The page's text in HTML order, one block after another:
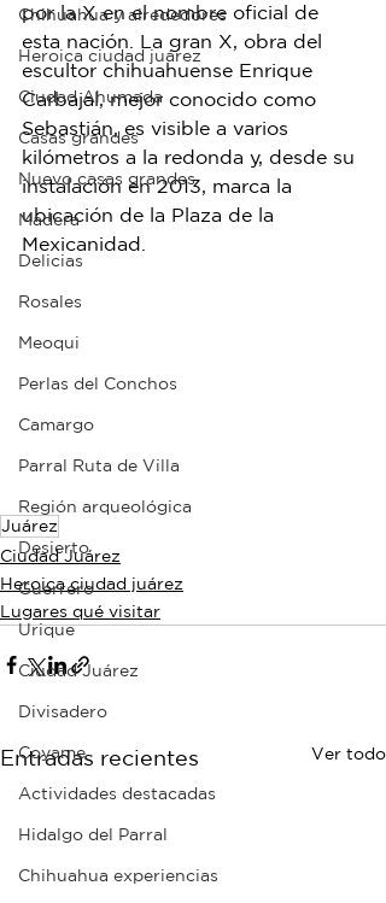
Chihuahua y alrededores
Heroica ciudad juárez
Ciudad Ahumada
Casas grandes
Nuevo casas grandes
Madera
Delicias
Rosales
Meoqui
Perlas del Conchos
Camargo
Parral Ruta de Villa
Región arqueológica
Desierto
Guerrero
Urique
Ciudad Juárez
Divisadero
Coyame
Actividades destacadas
Hidalgo del Parral
Chihuahua experiencias
por la X en el nombre oficial de
esta nación. La gran X, obra del
escultor chihuahuense Enrique
Carbajal, mejor conocido como
Sebastián, es visible a varios
kilómetros a la redonda y, desde su
instalación en 2013, marca la
ubicación de la Plaza de la
Mexicanidad.
Juárez
Ciudad Juárez
Heroica ciudad juárez
Lugares qué visitar
Entradas recientes Ver todo